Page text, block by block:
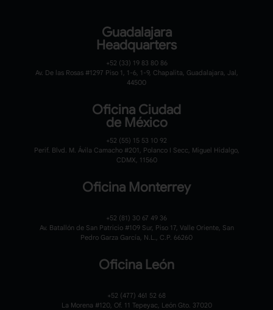
Guadalajara
Headquarters
+52 (33) 19 83 80 86
Av. De las Rosas #1297 Piso 1, 1-6, 1-9, Chapalita, Guadalajara, Jal,
44500
Oficina Ciudad
de México
+52 (55) 15 53 10 92
Perif. Blvd. M. Ávila Camacho #201, Polanco I Secc, Miguel Hidalgo,
CDMX, 11560
Oficina Monterrey
+52 (81) 30 67 49 36
Av. Batallón de San Patricio #109 Sur, Piso 17, Valle Oriente, San
Pedro Garza García, N.L., C.P. 66260
Oficina León
+52 (477) 461 52 68
La Morena #120, Of. 11 Tepeyac, León Gto. 37020